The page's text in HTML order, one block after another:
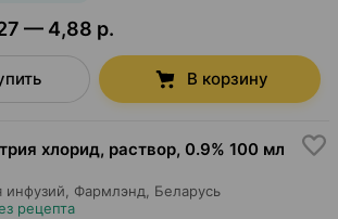
— 4,88 р.
В корзину
хлорид, раствор, 0.9% 100 мл
инфузий, Фармлэнд, Беларусь
рецепта